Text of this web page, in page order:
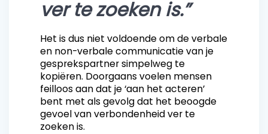
ver te zoeken is.”
Het is dus niet voldoende om de verbale
en non-verbale communicatie van je
gesprekspartner simpelweg te
kopiëren. Doorgaans voelen mensen
feilloos aan dat je ‘aan het acteren’
bent met als gevolg dat het beoogde
gevoel van verbondenheid ver te
zoeken is.